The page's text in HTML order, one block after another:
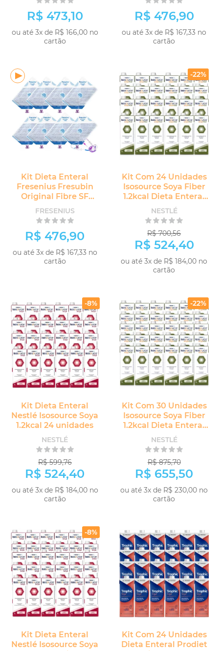
R$ 473,10
ou até 3x de R$ 166,00 no
cartão
R$ 476,90
ou até 3x de R$ 167,33 no
cartão
Kit Dieta Enteral
Fresenius Fresubin
Original Fibre SF
1.0kcal 8 unidades
FRESENIUS
R$ 476,90
ou até 3x de R$ 167,33 no
cartão
-22%
Kit Com 24 Unidades
Isosource Soya Fiber
1.2kcal Dieta Enteral
Nestlé
NESTLÉ
R$ 700,56
R$ 524,40
ou até 3x de R$ 184,00 no
cartão
-8%
Kit Dieta Enteral
Nestlé Isosource Soya
1.2kcal 24 unidades
NESTLÉ
R$ 599,76
R$ 524,40
ou até 3x de R$ 184,00 no
cartão
-22%
Kit Com 30 Unidades
Isosource Soya Fiber
1.2kcal Dieta Enteral
Nestlé
NESTLÉ
R$ 875,70
R$ 655,50
ou até 3x de R$ 230,00 no
cartão
-8%
Kit Dieta Enteral
Nestlé Isosource Soya
Kit Com 24 Unidades
Dieta Enteral Prodiet